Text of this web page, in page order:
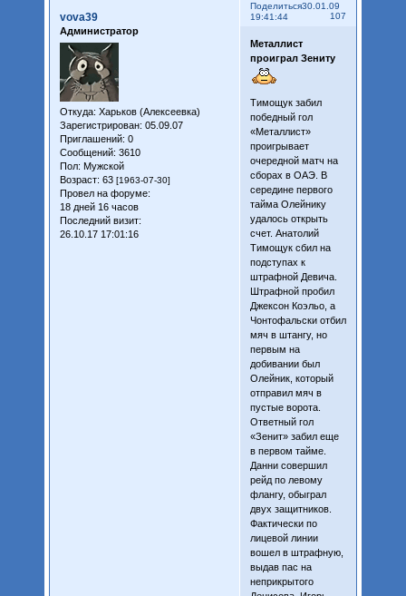
Поделиться
107
30.01.09
19:41:44
vova39
Администратор
Откуда: Харьков (Алексеевка)
Зарегистрирован: 05.09.07
Приглашений: 0
Сообщений: 3610
Пол: Мужской
Возраст: 63 [1963-07-30]
Провел на форуме:
18 дней 16 часов
Последний визит:
26.10.17 17:01:16
Металлист
проиграл Зениту
Тимощук забил
победный гол
«Металлист»
проигрывает
очередной матч на
сборах в ОАЭ. В
середине первого
тайма Олейнику
удалось открыть
счет. Анатолий
Тимощук сбил на
подступах к
штрафной Девича.
Штрафной пробил
Джексон Коэльо, а
Чонтофальски отбил
мяч в штангу, но
первым на
добивании был
Олейник, который
отправил мяч в
пустые ворота.
Ответный гол
«Зенит» забил еще
в первом тайме.
Данни совершил
рейд по левому
флангу, обыграл
двух защитников.
Фактически по
лицевой линии
вошел в штрафную,
выдав пас на
неприкрытого